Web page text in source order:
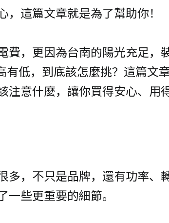
這篇文章就是為了幫助你！
，更因為台南的陽光充足，
低，到底該怎麼挑？這篇文
意什麼，讓你買得安心、用得
，不只是品牌，還有功率、
些更重要的細節。